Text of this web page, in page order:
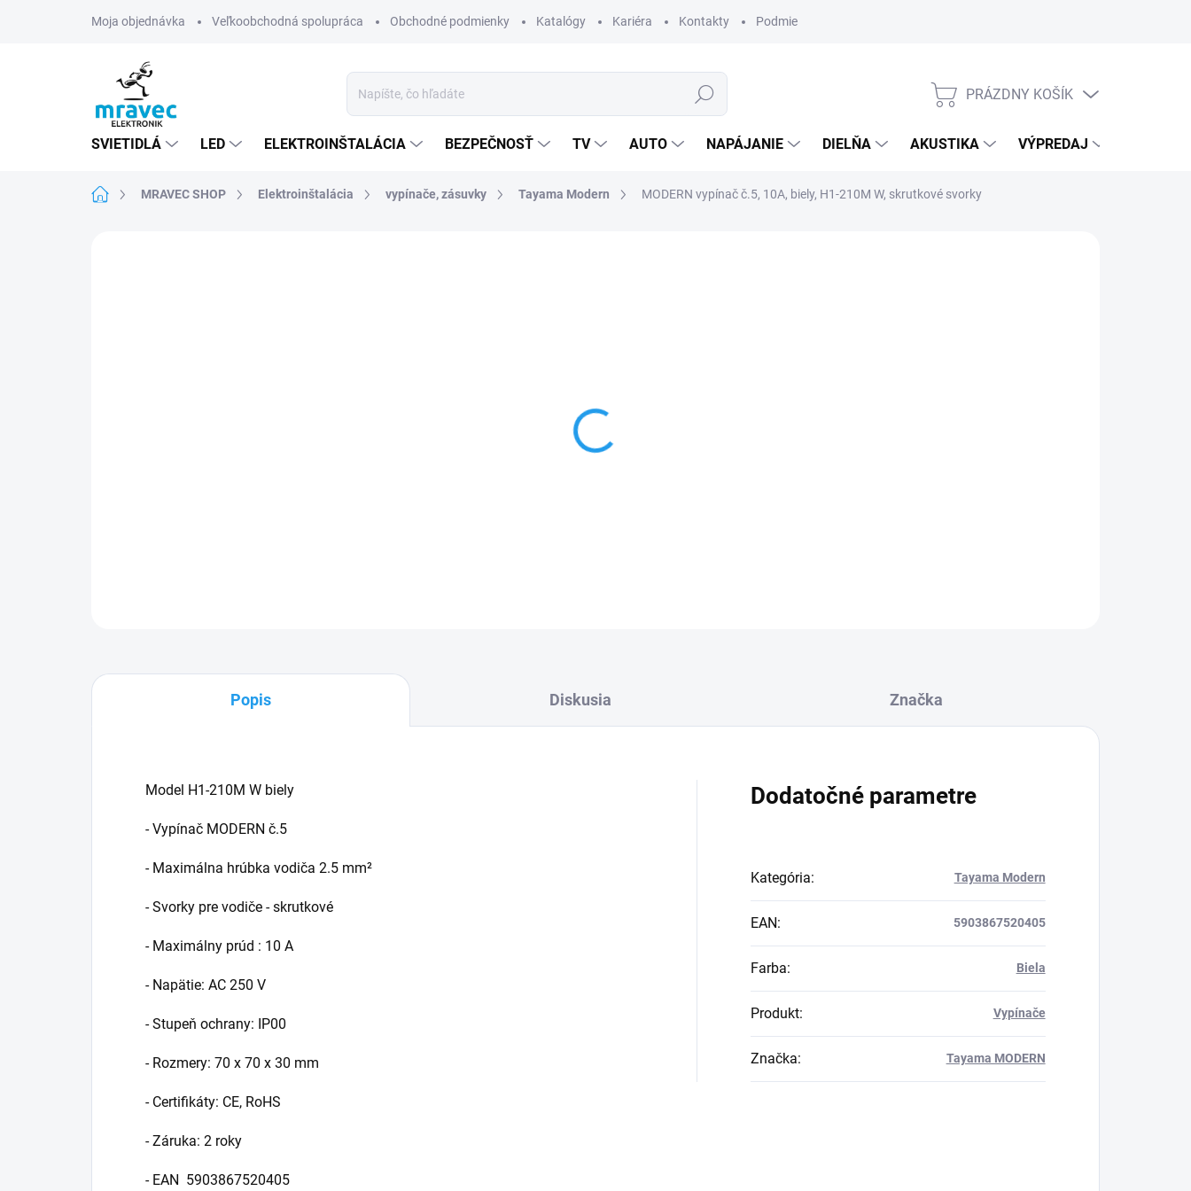
Moja objednávka Veľkoobchodná spolupráca Obchodné podmienky Katalógy Kariéra Kontakty Podmienky ochrany osobných údajov
Hľadať
NÁKUPNÝ
PRÁZDNY KOŠÍK
SVIETIDLÁ LED ELEKTROINŠTALÁCIA BEZPEČNOSŤ TV AUTO NAPÁJANIE DIELŇA AKUSTIKA VÝPREDAJ
DomovMRAVEC SHOP Elektroinštalácia vypínače, zásuvky Tayama Modern MODERN vypínač č.5, 10A, biely, H1-210M W, skrutkové svorky
Popis Diskusia Značka
Model H1-210M W biely
- Vypínač MODERN č.5
- Maximálna hrúbka vodiča 2.5 mm²
- Svorky pre vodiče - skrutkové
- Maximálny prúd : 10 A
- Napätie: AC 250 V
- Stupeň ochrany: IP00
- Rozmery: 70 x 70 x 30 mm
- Certifikáty: CE, RoHS
- Záruka: 2 roky
- EAN 5903867520405
Dodatočné parametre
Kategória: Tayama Modern
EAN: 5903867520405
Farba: Biela
Produkt: Vypínače
Značka: Tayama MODERN